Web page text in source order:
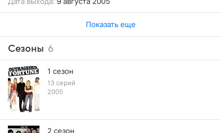
Показать еще
Сезоны 6
1 сезон
13 серий
2005
2 сезон